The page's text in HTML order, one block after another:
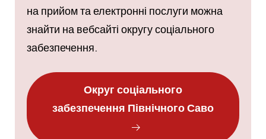
на прийом та електронні послуги можна
знайти на вебсайті округу соціального
забезпечення.
Округ соціального
забезпечення Північного Саво